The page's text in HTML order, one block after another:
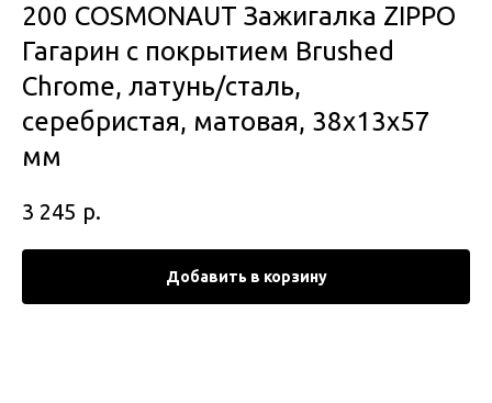
200 COSMONAUT Зажигалка ZIPPO
Гагарин с покрытием Brushed
Chrome, латунь/сталь,
серебристая, матовая, 38x13x57
мм
3 245 р.
Добавить в корзину